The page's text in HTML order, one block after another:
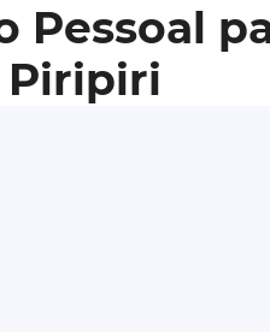
Pessoal
Piripiri